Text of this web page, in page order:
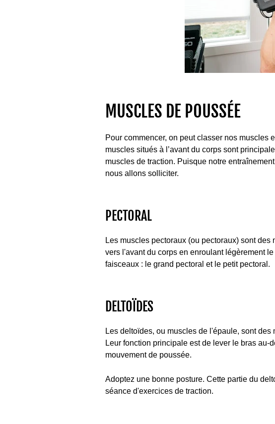
MUSCLES DE POUSSÉE
Pour commencer, on peut classer nos muscles
muscles situés à l’avant du corps sont
muscles de traction. Puisque notre
nous allons solliciter.
PECTORAL
Les muscles pectoraux (ou pectoraux) sont
vers l'avant du corps en enroulant légèrement
faisceaux : le grand pectoral et le petit pectoral.
DELTOÏDES
Les deltoïdes, ou muscles de l'épaule, sont
Leur fonction principale est de lever le bras
mouvement de poussée.
Adoptez une bonne posture. Cette partie du
séance d'exercices de traction.